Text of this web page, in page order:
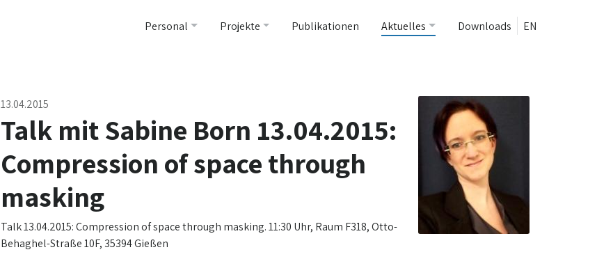
Personal Projekte Publikationen Aktuelles Downloads EN
13.04.2015
Talk mit Sabine Born 13.04.2015:
Compression of space through
masking
Talk 13.04.2015: Compression of space through masking. 11:30 Uhr, Raum F318, Otto-
Behaghel-Straße 10F, 35394 Gießen